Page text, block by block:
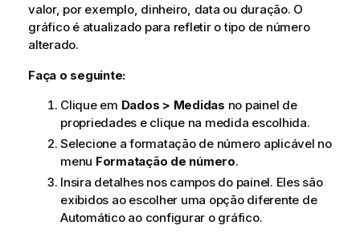
valor, por exemplo, dinheiro, data ou duração. O
gráfico é atualizado para refletir o tipo de número
alterado.
Faça o seguinte:
Clique em Dados > Medidas no painel de
propriedades e clique na medida escolhida.
Selecione a formatação de número aplicável no
menu Formatação de número.
Insira detalhes nos campos do painel. Eles são
exibidos ao escolher uma opção diferente de
Automático ao configurar o gráfico.